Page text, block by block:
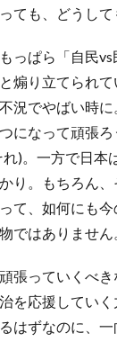
ても、どうし
っぱら「自民
煽り立てられ
況でやばい時
になって頑張
れ)。一方で日
り。もちろん
て、如何にも
ではありません
張っていくべ
を応援してい
はずなのに、